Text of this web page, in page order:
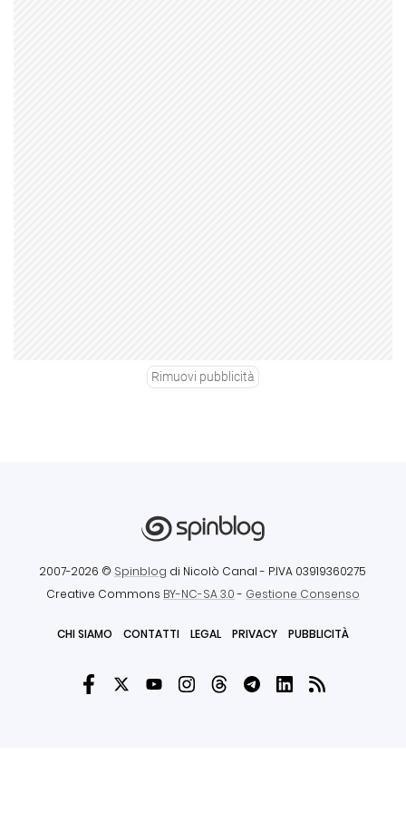
Rimuovi pubblicità
2007-2026 © Spinblog di Nicolò Canal - P.IVA 03919360275
Creative Commons BY-NC-SA 3.0- Gestione Consenso
CHI SIAMO CONTATTI LEGAL PRIVACY PUBBLICITÀ